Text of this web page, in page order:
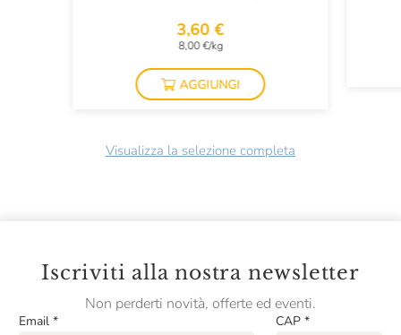
3,60 €
8,00 €/kg
AGGIUNGI
Visualizza la selezione completa
Iscriviti alla nostra newsletter
Non perderti novità, offerte ed eventi.
Email * CAP *